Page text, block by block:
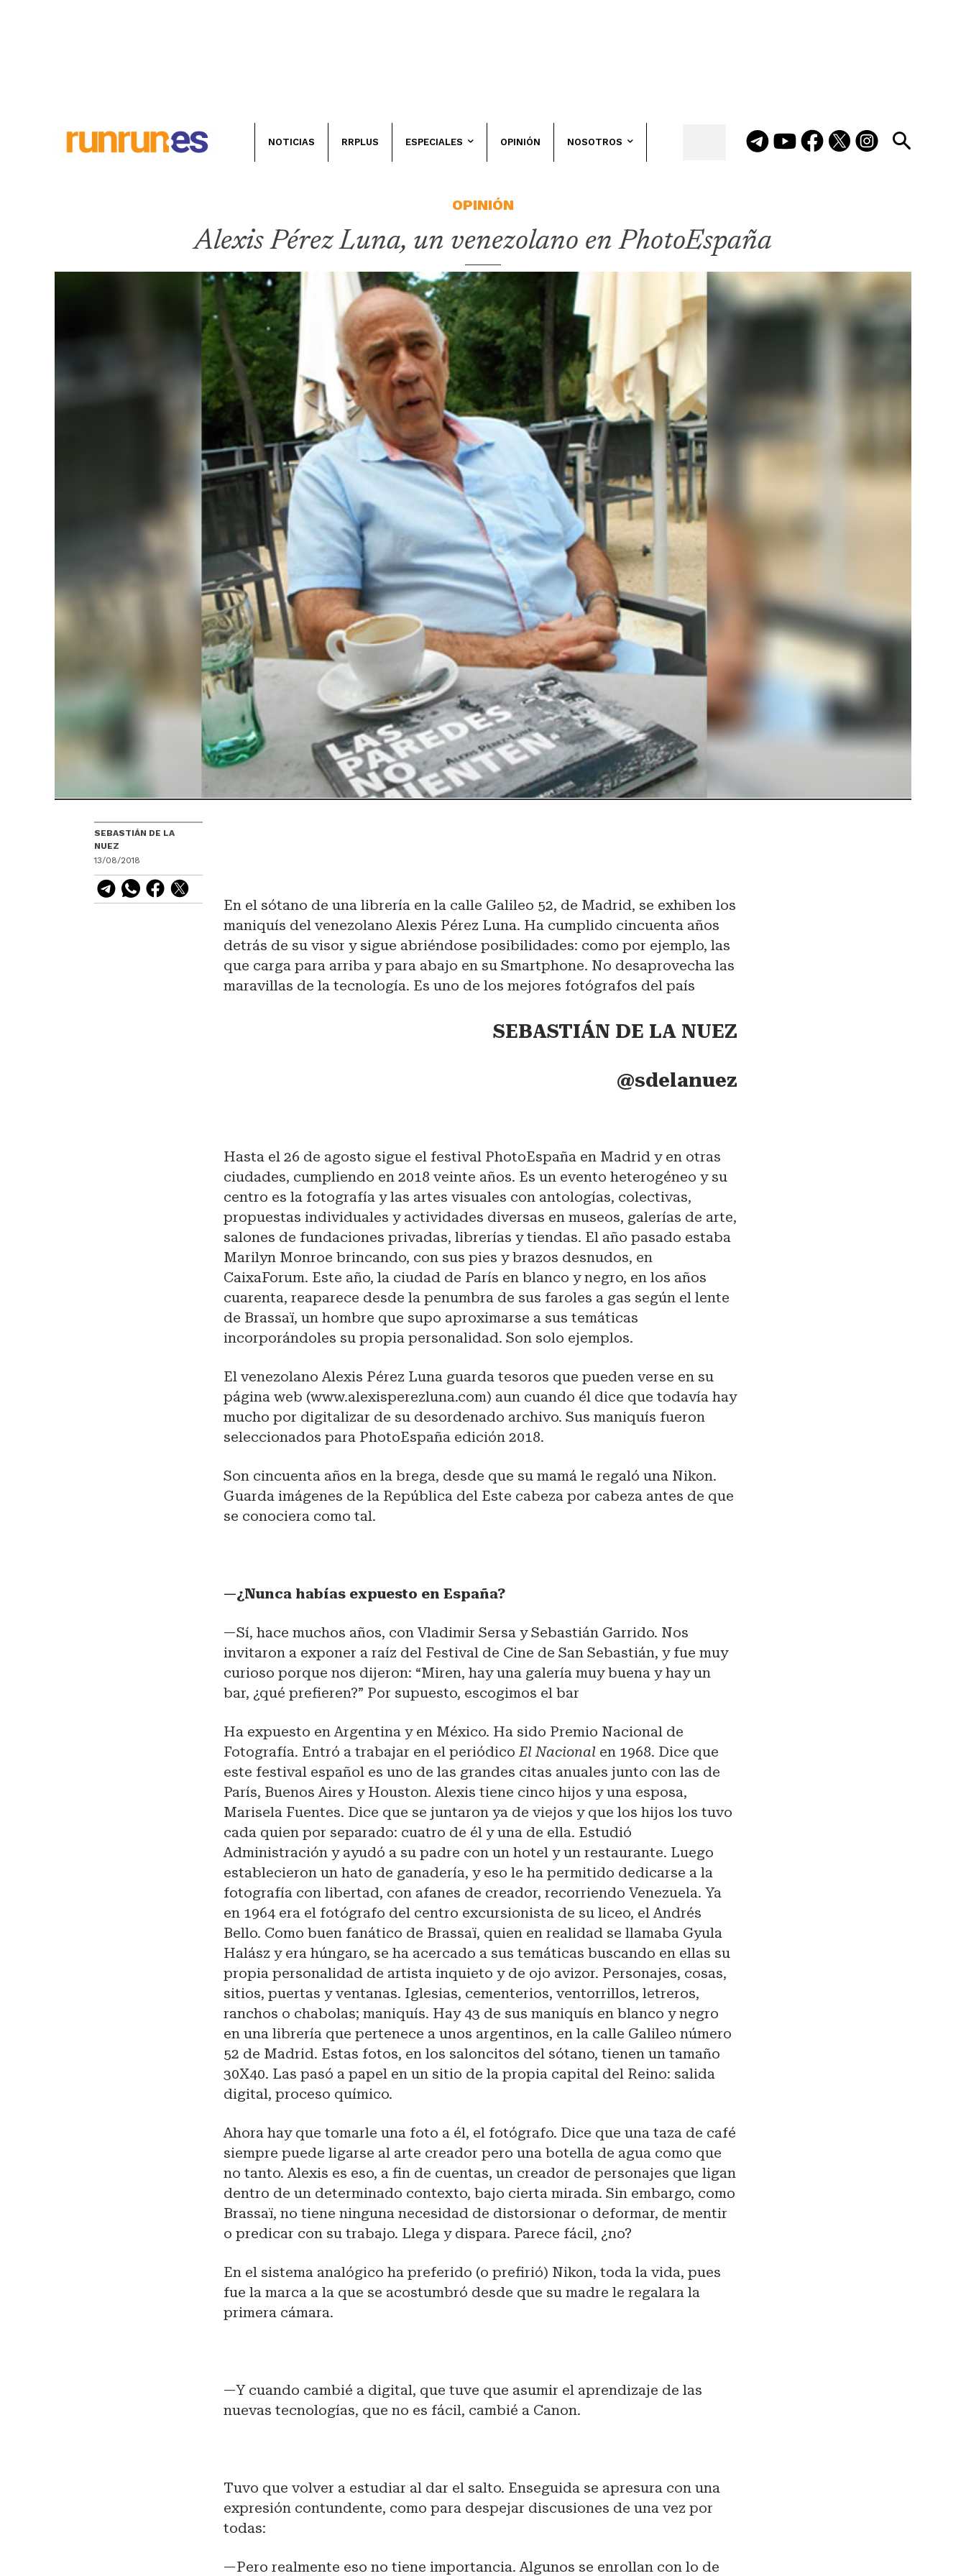
NOTICIAS RRPLUS ESPECIALES OPINIÓN NOSOTROS
OPINIÓN
Alexis Pérez Luna, un venezolano en PhotoEspaña
SEBASTIÁN DE LA
NUEZ
13/08/2018
En el sótano de una librería en la calle Galileo 52, de Madrid, se exhiben los
maniquís del venezolano Alexis Pérez Luna. Ha cumplido cincuenta años
detrás de su visor y sigue abriéndose posibilidades: como por ejemplo, las
que carga para arriba y para abajo en su Smartphone. No desaprovecha las
maravillas de la tecnología. Es uno de los mejores fotógrafos del país
SEBASTIÁN DE LA NUEZ
@sdelanuez
Hasta el 26 de agosto sigue el festival PhotoEspaña en Madrid y en otras
ciudades, cumpliendo en 2018 veinte años. Es un evento heterogéneo y su
centro es la fotografía y las artes visuales con antologías, colectivas,
propuestas individuales y actividades diversas en museos, galerías de arte,
salones de fundaciones privadas, librerías y tiendas. El año pasado estaba
Marilyn Monroe brincando, con sus pies y brazos desnudos, en
CaixaForum. Este año, la ciudad de París en blanco y negro, en los años
cuarenta, reaparece desde la penumbra de sus faroles a gas según el lente
de Brassaï, un hombre que supo aproximarse a sus temáticas
incorporándoles su propia personalidad. Son solo ejemplos.
El venezolano Alexis Pérez Luna guarda tesoros que pueden verse en su
página web (www.alexisperezluna.com) aun cuando él dice que todavía hay
mucho por digitalizar de su desordenado archivo. Sus maniquís fueron
seleccionados para PhotoEspaña edición 2018.
Son cincuenta años en la brega, desde que su mamá le regaló una Nikon.
Guarda imágenes de la República del Este cabeza por cabeza antes de que
se conociera como tal.
—¿Nunca habías expuesto en España?
—Sí, hace muchos años, con Vladimir Sersa y Sebastián Garrido. Nos
invitaron a exponer a raíz del Festival de Cine de San Sebastián, y fue muy
curioso porque nos dijeron: “Miren, hay una galería muy buena y hay un
bar, ¿qué prefieren?” Por supuesto, escogimos el bar
Ha expuesto en Argentina y en México. Ha sido Premio Nacional de
Fotografía. Entró a trabajar en el periódicoEl Nacional en 1968. Dice que
este festival español es uno de las grandes citas anuales junto con las de
París, Buenos Aires y Houston. Alexis tiene cinco hijos y una esposa,
Marisela Fuentes. Dice que se juntaron ya de viejos y que los hijos los tuvo
cada quien por separado: cuatro de él y una de ella. Estudió
Administración y ayudó a su padre con un hotel y un restaurante. Luego
establecieron un hato de ganadería, y eso le ha permitido dedicarse a la
fotografía con libertad, con afanes de creador, recorriendo Venezuela. Ya
en 1964 era el fotógrafo del centro excursionista de su liceo, el Andrés
Bello. Como buen fanático de Brassaï, quien en realidad se llamaba Gyula
Halász y era húngaro, se ha acercado a sus temáticas buscando en ellas su
propia personalidad de artista inquieto y de ojo avizor. Personajes, cosas,
sitios, puertas y ventanas. Iglesias, cementerios, ventorrillos, letreros,
ranchos o chabolas; maniquís. Hay 43 de sus maniquís en blanco y negro
en una librería que pertenece a unos argentinos, en la calle Galileo número
52 de Madrid. Estas fotos, en los saloncitos del sótano, tienen un tamaño
30X40. Las pasó a papel en un sitio de la propia capital del Reino: salida
digital, proceso químico.
Ahora hay que tomarle una foto a él, el fotógrafo. Dice que una taza de café
siempre puede ligarse al arte creador pero una botella de agua como que
no tanto. Alexis es eso, a fin de cuentas, un creador de personajes que ligan
dentro de un determinado contexto, bajo cierta mirada. Sin embargo, como
Brassaï, no tiene ninguna necesidad de distorsionar o deformar, de mentir
o predicar con su trabajo. Llega y dispara. Parece fácil, ¿no?
En el sistema analógico ha preferido (o prefirió) Nikon, toda la vida, pues
fue la marca a la que se acostumbró desde que su madre le regalara la
primera cámara.
—Y cuando cambié a digital, que tuve que asumir el aprendizaje de las
nuevas tecnologías, que no es fácil, cambié a Canon.
Tuvo que volver a estudiar al dar el salto. Enseguida se apresura con una
expresión contundente, como para despejar discusiones de una vez por
todas:
—Pero realmente eso no tiene importancia. Algunos se enrollan con lo de